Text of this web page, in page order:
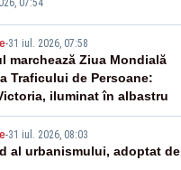
incert
07:54
-31 iul. 2026, 07:58
marchează Ziua Mondială
Traficului de Persoane:
iluminat în albastru
-31 iul. 2026, 08:03
al urbanismului, adoptat de